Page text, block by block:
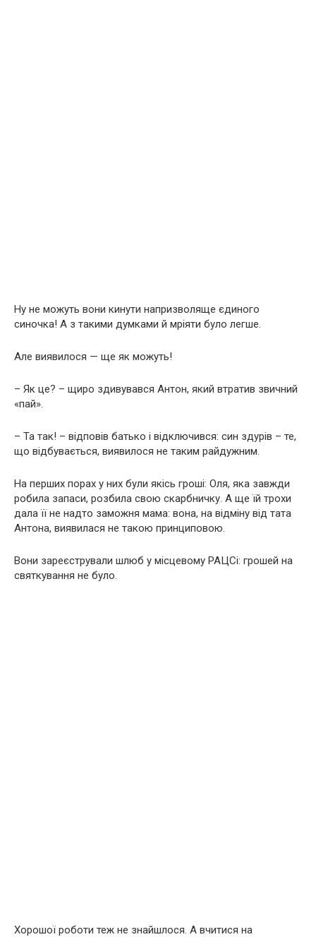
Ну не можуть вони кинути напризволяще єдиного
синочка! А з такими думками й мріяти було легше.
Але виявилося — ще як можуть!
– Як це? – щиро здивувався Антон, який втратив звичний
«пай».
– Та так! – відповів батько і відключився: син здурів – те,
що відбувається, виявилося не таким райдужним.
На перших порах у них були якісь гроші: Оля, яка завжди
робила запаси, розбила свою скарбничку. А ще їй трохи
дала її не надто заможня мама: вона, на відміну від тата
Антона, виявилася не такою принциповою.
Вони зареєстрували шлюб у місцевому РАЦСі: грошей на
святкування не було.
Хорошої роботи теж не знайшлося. А вчитися на